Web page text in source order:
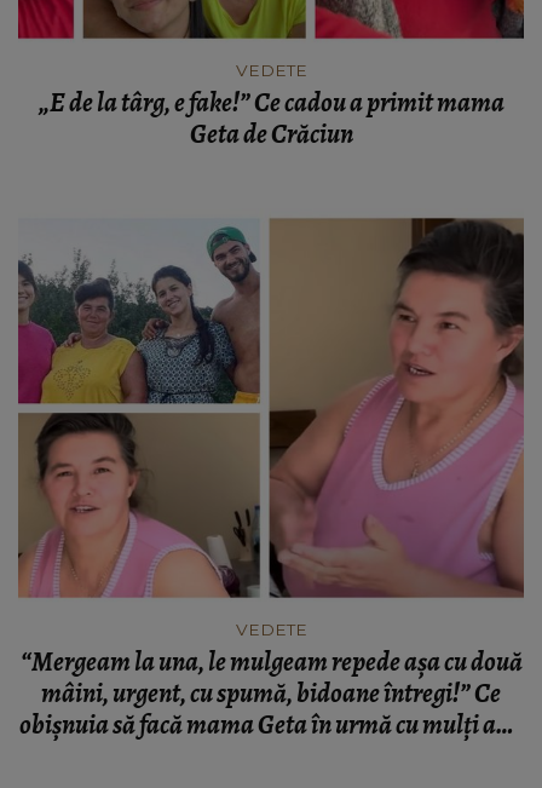
VEDETE
„E de la târg, e fake!” Ce cadou a primit mama
Geta de Crăciun
VEDETE
“Mergeam la una, le mulgeam repede așa cu două
mâini, urgent, cu spumă, bidoane întregi!” Ce
obișnuia să facă mama Geta în urmă cu mulți ani,